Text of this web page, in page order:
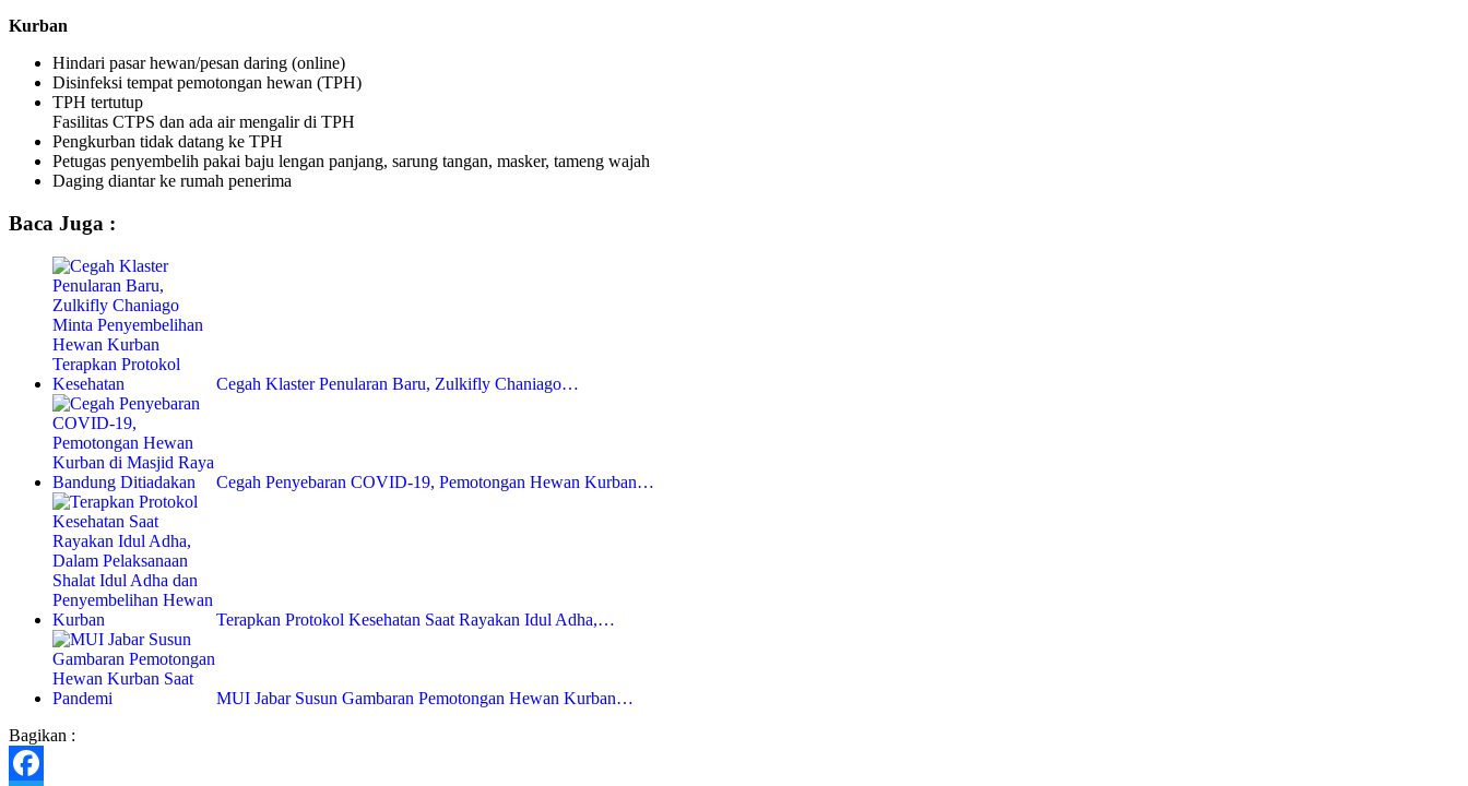
Kurban
Hindari pasar hewan/pesan daring (online)
Disinfeksi tempat pemotongan hewan (TPH)
TPH tertutup
Fasilitas CTPS dan ada air mengalir di TPH
Pengkurban tidak datang ke TPH
Petugas penyembelih pakai baju lengan panjang, sarung tangan, masker, tameng wajah
Daging diantar ke rumah penerima
Baca Juga :
Cegah Klaster Penularan Baru, Zulkifly Chaniago…
Cegah Penyebaran COVID-19, Pemotongan Hewan Kurban…
Terapkan Protokol Kesehatan Saat Rayakan Idul Adha,…
MUI Jabar Susun Gambaran Pemotongan Hewan Kurban…
Bagikan :